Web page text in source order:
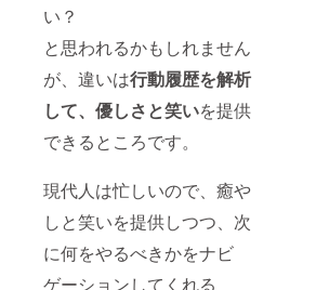
い？
と思われるかもしれません
が、違いは行動履歴を解析
して、優しさと笑いを提供
できるところです。
現代人は忙しいので、癒や
しと笑いを提供しつつ、次
に何をやるべきかをナビ
ゲーションしてくれる